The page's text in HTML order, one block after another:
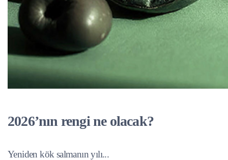
2026’nın rengi ne olacak?
Yeniden kök salmanın yılı...